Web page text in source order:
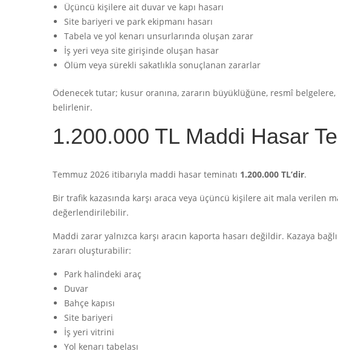
Üçüncü kişilere ait duvar ve kapı hasarı
Site bariyeri ve park ekipmanı hasarı
Tabela ve yol kenarı unsurlarında oluşan zarar
İş yeri veya site girişinde oluşan hasar
Ölüm veya sürekli sakatlıkla sonuçlanan zararlar
Ödenecek tutar; kusur oranına, zararın büyüklüğüne, resmî
belirlenir.
1.200.000 TL Maddi Hasar
Temmuz 2026 itibarıyla maddi hasar teminatı 1.200.000 TL’dir.
Bir trafik kazasında karşı araca veya üçüncü kişilere ait mala verilen
değerlendirilebilir.
Maddi zarar yalnızca karşı aracın kaporta hasarı değildir. Kazaya
zararı oluşturabilir:
Park halindeki araç
Duvar
Bahçe kapısı
Site bariyeri
İş yeri vitrini
Yol kenarı tabelası